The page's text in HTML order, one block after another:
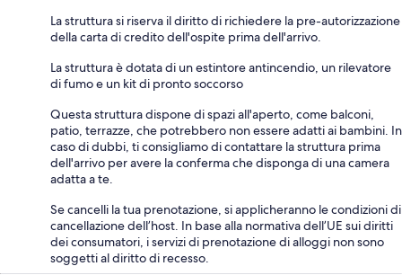
La struttura si riserva il diritto di richiedere la pre-autorizzazione
della carta di credito dell'ospite prima dell'arrivo.
La struttura è dotata di un estintore antincendio, un rilevatore
di fumo e un kit di pronto soccorso
Questa struttura dispone di spazi all'aperto, come balconi,
patio, terrazze, che potrebbero non essere adatti ai bambini. In
caso di dubbi, ti consigliamo di contattare la struttura prima
dell'arrivo per avere la conferma che disponga di una camera
adatta a te.
Se cancelli la tua prenotazione, si applicheranno le condizioni di
cancellazione dell’host. In base alla normativa dell’UE sui diritti
dei consumatori, i servizi di prenotazione di alloggi non sono
soggetti al diritto di recesso.